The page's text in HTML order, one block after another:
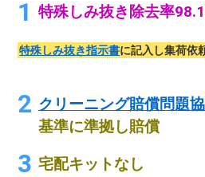
特殊しみ抜き除去率
特殊しみ抜き指示書に記入し集荷依
クリーニング賠償問題
基準に準拠し賠償
宅配キットなし